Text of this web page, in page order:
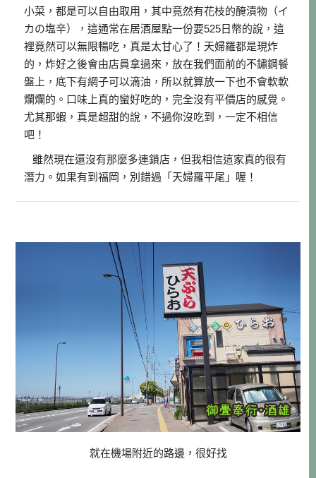
小菜，都是可以自由取用，其中竟然有花枝的醃漬物（イ
カの塩辛），這通常在居酒屋點一份要525日幣的說，這
裡竟然可以無限暢吃，真是太甘心了！天婦羅都是現炸
的，炸好之後會由店員拿過來，放在我們面前的不鏽鋼餐
盤上，底下有網子可以滴油，所以就算放一下也不會軟軟
爛爛的。口味上真的蠻好吃的，完全沒有平價店的感覺。
尤其那蝦，真是超甜的說，不過你沒吃到，一定不相信
吧！
雖然現在還沒有那麼多連鎖店，但我相信這家真的很有
潛力。如果有到福岡，別錯過「天婦羅平尾」喔！
就在機場附近的路邊，很好找